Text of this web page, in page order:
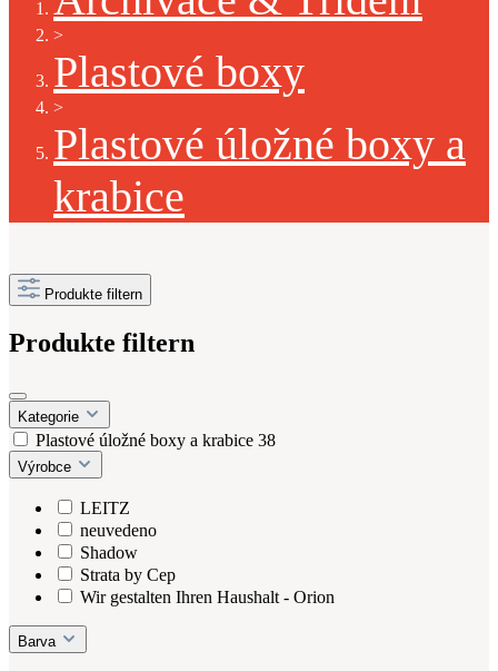
>
Plastové boxy
>
Plastové úložné boxy a
krabice
Produkte filtern
Produkte filtern
Kategorie
Plastové úložné boxy a krabice 38
Výrobce
LEITZ
neuvedeno
Shadow
Strata by Cep
Wir gestalten Ihren Haushalt - Orion
Barva